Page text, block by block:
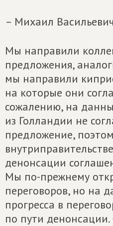
– Михаил
Мы направили
предложения,
мы направили
на которые они
сожалению, на
из Голландии не
предложение,
денонсации
Мы по-прежнему
переговоров, но на
прогресса в
по пути денонсации.